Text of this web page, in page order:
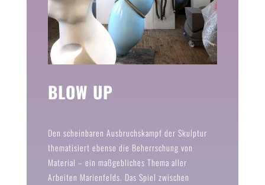
BLOW UP
Den scheinbaren Ausbruchskampf der Skulptur
thematisiert ebenso die Beherrschung von
Material – ein maßgebliches Thema aller
Arbeiten Marienfelds. Das Spiel zwischen